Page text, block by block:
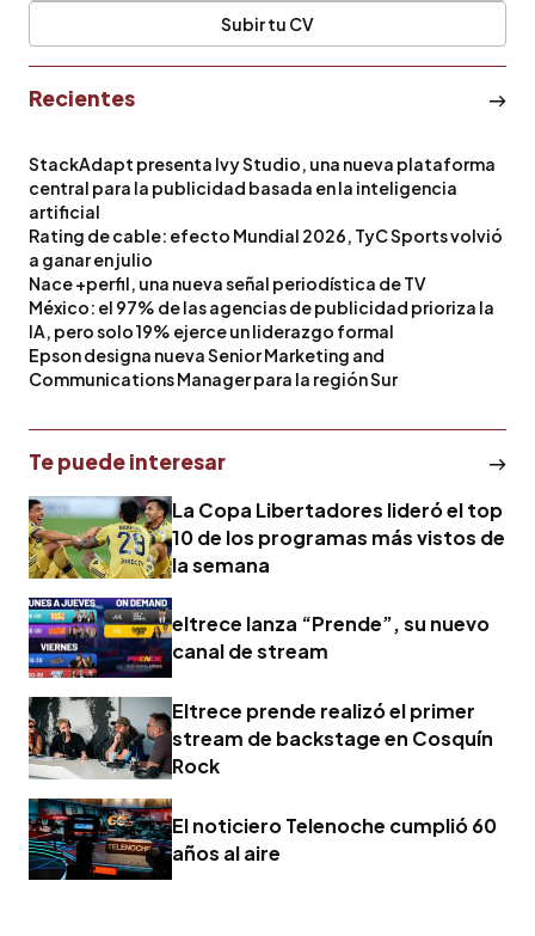
Subir tu CV
Recientes
StackAdapt presenta Ivy Studio, una nueva plataforma
central para la publicidad basada en la inteligencia
artificial
Rating de cable: efecto Mundial 2026, TyC Sports volvió
a ganar en julio
Nace +perfil, una nueva señal periodística de TV
México: el 97% de las agencias de publicidad prioriza la
IA, pero solo 19% ejerce un liderazgo formal
Epson designa nueva Senior Marketing and
Communications Manager para la región Sur
Te puede interesar
La Copa Libertadores lideró el top
10 de los programas más vistos de
la semana
eltrece lanza “Prende”, su nuevo
canal de stream
Eltrece prende realizó el primer
stream de backstage en Cosquín
Rock
El noticiero Telenoche cumplió 60
años al aire